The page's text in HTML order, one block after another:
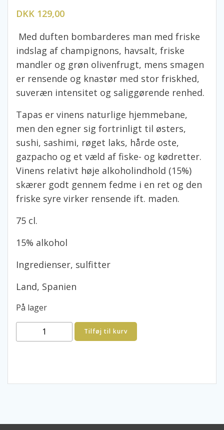
DKK 129,00
Med duften bombarderes man med friske
indslag af champignons, havsalt, friske
mandler og grøn olivenfrugt, mens smagen
er rensende og knastør med stor friskhed,
suveræn intensitet og saliggørende renhed.
Tapas er vinens naturlige hjemmebane,
men den egner sig fortrinligt til østers,
sushi, sashimi, røget laks, hårde oste,
gazpacho og et væld af fiske- og kødretter.
Vinens relativt høje alkoholindhold (15%)
skærer godt gennem fedme i en ret og den
friske syre virker rensende ift. maden.
75 cl.
15% alkohol
Ingredienser, sulfitter
Land, Spanien
På lager
Hidalgo
Tilføj til kurv